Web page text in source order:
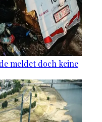
meldet doch keine